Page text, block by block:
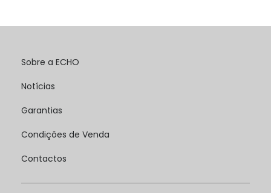
Sobre a ECHO
Notícias
Garantias
Condições de Venda
Contactos